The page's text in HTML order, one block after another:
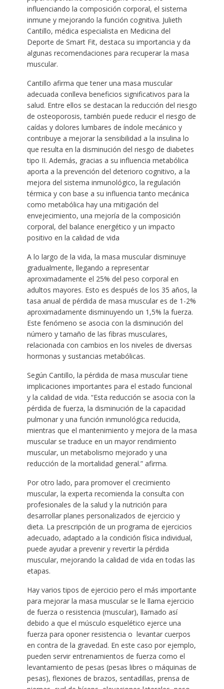
influenciando la composición corporal, el sistema
inmune y mejorando la función cognitiva. Julieth
Cantillo, médica especialista en Medicina del
Deporte de Smart Fit, destaca su importancia y da
algunas recomendaciones para recuperar la masa
muscular.
Cantillo afirma que tener una masa muscular
adecuada conlleva beneficios significativos para la
salud. Entre ellos se destacan la reducción del riesgo
de osteoporosis, también puede reducir el riesgo de
caídas y dolores lumbares de índole mecánico y
contribuye a mejorar la sensibilidad a la insulina lo
que resulta en la disminución del riesgo de diabetes
tipo II. Además, gracias a su influencia metabólica
aporta a la prevención del deterioro cognitivo, a la
mejora del sistema inmunológico, la regulación
térmica y con base a su influencia tanto mecánica
como metabólica hay una mitigación del
envejecimiento, una mejoría de la composición
corporal, del balance energético y un impacto
positivo en la calidad de vida
A lo largo de la vida, la masa muscular disminuye
gradualmente, llegando a representar
aproximadamente el 25% del peso corporal en
adultos mayores. Esto es después de los 35 años, la
tasa anual de pérdida de masa muscular es de 1-2%
aproximadamente disminuyendo un 1,5% la fuerza.
Este fenómeno se asocia con la disminución del
número y tamaño de las fibras musculares,
relacionada con cambios en los niveles de diversas
hormonas y sustancias metabólicas.
Según Cantillo, la pérdida de masa muscular tiene
implicaciones importantes para el estado funcional
y la calidad de vida. “Esta reducción se asocia con la
pérdida de fuerza, la disminución de la capacidad
pulmonar y una función inmunológica reducida,
mientras que el mantenimiento y mejora de la masa
muscular se traduce en un mayor rendimiento
muscular, un metabolismo mejorado y una
reducción de la mortalidad general.” afirma.
Por otro lado, para promover el crecimiento
muscular, la experta recomienda la consulta con
profesionales de la salud y la nutrición para
desarrollar planes personalizados de ejercicio y
dieta. La prescripción de un programa de ejercicios
adecuado, adaptado a la condición física individual,
puede ayudar a prevenir y revertir la pérdida
muscular, mejorando la calidad de vida en todas las
etapas.
Hay varios tipos de ejercicio pero el más importante
para mejorar la masa muscular se le llama ejercicio
de fuerza o resistencia (muscular), llamado así
debido a que el músculo esquelético ejerce una
fuerza para oponer resistencia o levantar cuerpos
en contra de la gravedad. En este caso por ejemplo,
pueden servir entrenamientos de fuerza como el
levantamiento de pesas (pesas libres o máquinas de
pesas), flexiones de brazos, sentadillas, prensa de